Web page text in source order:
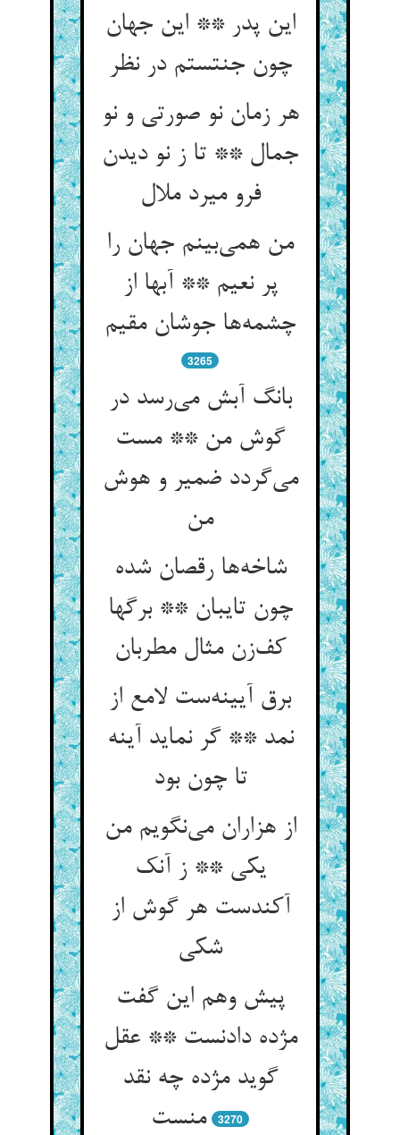
این پدر ** این جهان
چون جنتستم در نظر
هر زمان نو صورتی و نو
جمال ** تا ز نو دیدن
فرو میرد ملال
من همی‌بینم جهان را
پر نعیم ** آبها از
چشمه‌ها جوشان مقیم
3265
بانگ آبش می‌رسد در
گوش من ** مست
می‌گردد ضمیر و هوش
من
شاخه‌ها رقصان شده
چون تایبان ** برگها
کف‌زن مثال مطربان
برق آیینه‌ست لامع از
نمد ** گر نماید آینه
تا چون بود
از هزاران می‌نگویم من
یکی ** ز آنک
آکندست هر گوش از
شکی
پیش وهم این گفت
مژده دادنست ** عقل
گوید مژده چه نقد
منست
3270